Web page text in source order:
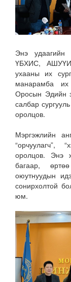
Энэ
ҮБХИС,
ухааны их
манарамба
Оросын Эдийн
салбар
оролцов.
Мэргэжлийн
“орчуулагч”,
оролцов. Энэ
багаар,
оюутнуудын
сонирхолтой
юм.